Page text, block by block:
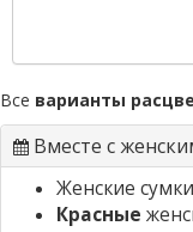
Все варианты
Вместе с
Женские
Красные